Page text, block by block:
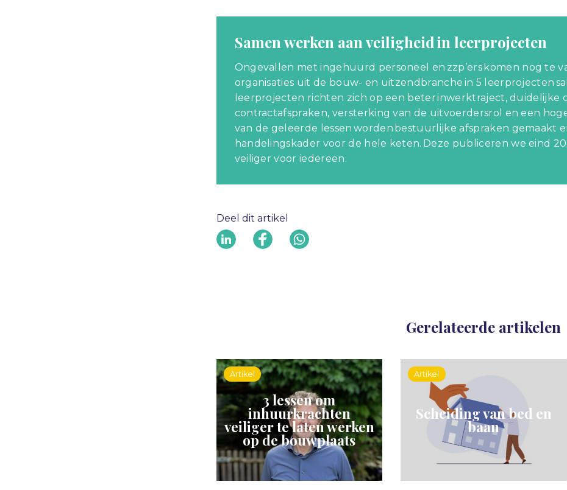
Samen werken aan veiligheid in leerprojecten
Ongevallen met ingehuurd personeel en zzp’ers komen nog te
organisaties uit de bouw- en uitzendbranche in 5 leerprojecten
leerprojecten richten zich op een beter inwerktraject, duidelijke
contractafspraken, versterking van de uitvoerdersrol en een
van de geleerde lessen worden bestuurlijke afspraken gemaakt
handelingskader voor de hele keten. Deze publiceren we eind
veiliger voor iedereen.
Deel dit artikel
Gerelateerde artikelen
Artikel
3 lessen om
inhuurkrachten
veiliger te laten werken
op de bouwplaats
Artikel
Scheiding van bed en
baan